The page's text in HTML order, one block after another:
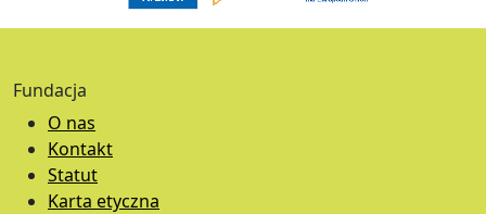
Fundacja
O nas
Kontakt
Statut
Karta etyczna